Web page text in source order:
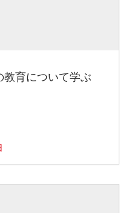
育について学ぶ